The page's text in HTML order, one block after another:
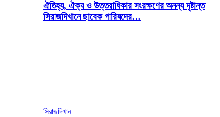
ঐতিহ্য, ঐক্য ও উত্তরাধিকার সংরক্ষণের অনন্য দৃষ্টান্ত
সিরাজদিখানে ছাবেক পারিষদের…
সিরাজদিখান